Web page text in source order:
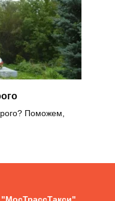
Поможем,